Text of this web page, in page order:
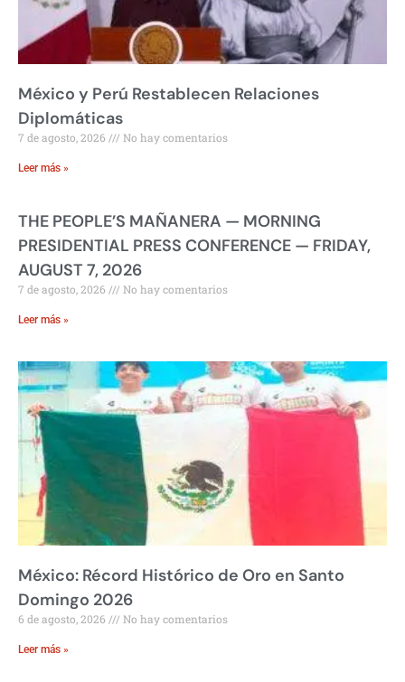
México y Perú Restablecen Relaciones
Diplomáticas
7 de agosto, 2026 No hay comentarios
Leer más »
THE PEOPLE’S MAÑANERA — MORNING
PRESIDENTIAL PRESS CONFERENCE — FRIDAY,
AUGUST 7, 2026
7 de agosto, 2026 No hay comentarios
Leer más »
México: Récord Histórico de Oro en Santo
Domingo 2026
6 de agosto, 2026 No hay comentarios
Leer más »